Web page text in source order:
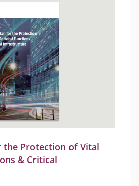
the Protection of Vital
& Critical